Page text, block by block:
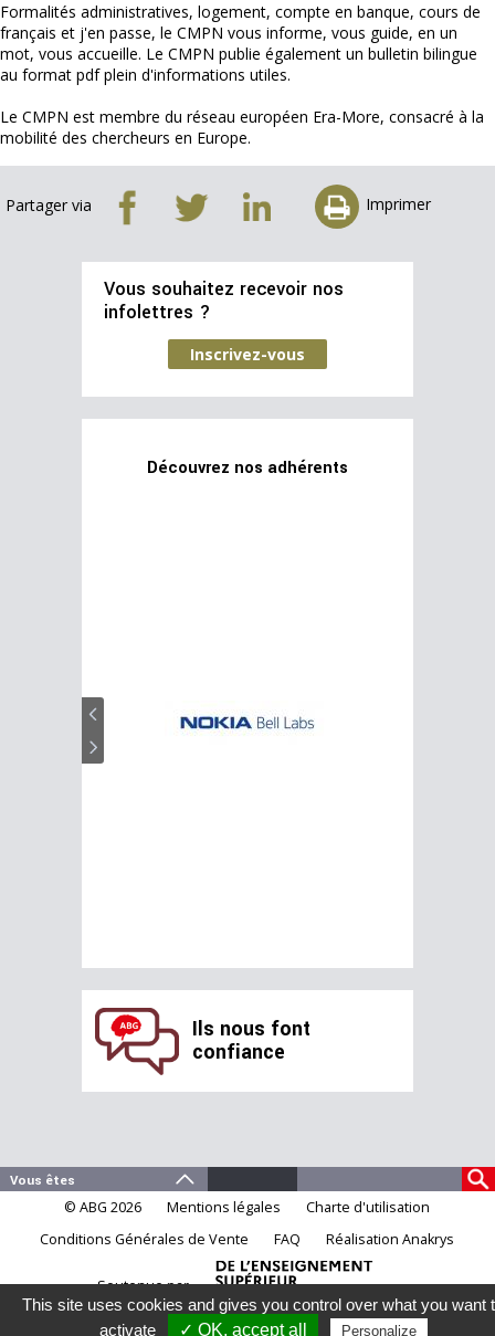
Formalités administratives, logement, compte en banque, cours de
français et j'en passe, le CMPN vous informe, vous guide, en un
mot, vous accueille. Le CMPN publie également un bulletin bilingue
au format pdf plein d'informations utiles.
Le CMPN est membre du réseau européen Era-More, consacré à la
mobilité des chercheurs en Europe.
Partager via Imprimer
Vous souhaitez recevoir nos
infolettres ?
Inscrivez-vous
Découvrez nos adhérents
Ils nous font
confiance
© ABG 2026 Mentions légales
Charte d'utilisation
Conditions Générales de Vente
FAQ Réalisation Anakrys
Soutenue par
This site uses cookies and gives you control over what you want
activate
✓ OK, accept all Personalize